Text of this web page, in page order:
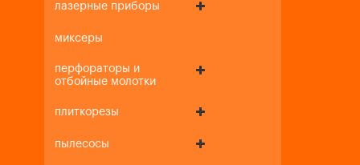
лазерные приборы
миксеры
перфораторы и
отбойные молотки
плиткорезы
пылесосы